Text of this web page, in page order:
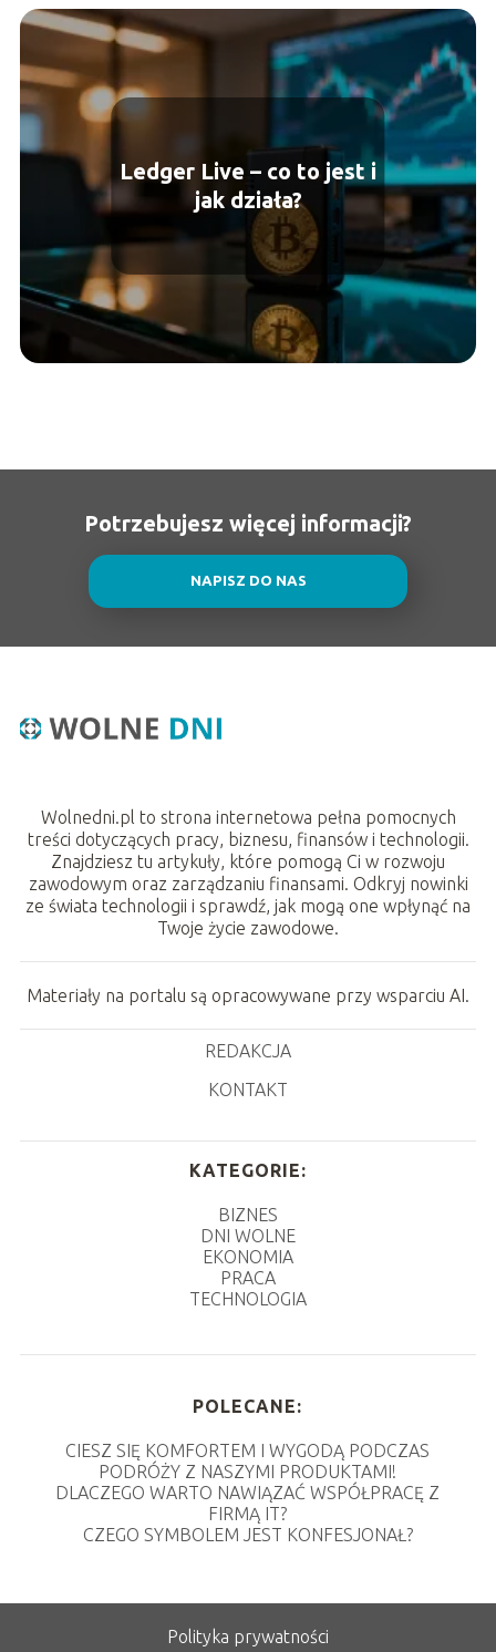
Ledger Live – co to jest i
jak działa?
Potrzebujesz więcej informacji?
NAPISZ DO NAS
Wolnedni.pl to strona internetowa pełna pomocnych
treści dotyczących pracy, biznesu, finansów i technologii.
Znajdziesz tu artykuły, które pomogą Ci w rozwoju
zawodowym oraz zarządzaniu finansami. Odkryj nowinki
ze świata technologii i sprawdź, jak mogą one wpłynąć na
Twoje życie zawodowe.
Materiały na portalu są opracowywane przy wsparciu AI.
REDAKCJA
KONTAKT
KATEGORIE:
BIZNES
DNI WOLNE
EKONOMIA
PRACA
TECHNOLOGIA
POLECANE:
CIESZ SIĘ KOMFORTEM I WYGODĄ PODCZAS
PODRÓŻY Z NASZYMI PRODUKTAMI!
DLACZEGO WARTO NAWIĄZAĆ WSPÓŁPRACĘ Z
FIRMĄ IT?
CZEGO SYMBOLEM JEST KONFESJONAŁ?
Polityka prywatności